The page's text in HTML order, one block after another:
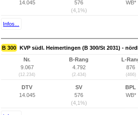
14.045
576
(4,1%)
WB*
Infos...
B 300 KVP südl. Heimertingen (B 300/St 2031) -
Nr.
9.067
(12.234)
B-Rang
4.792
(2.434)
L-
876
(466)
DTV
14.045
SV
576
(4,1%)
BPL
WB*